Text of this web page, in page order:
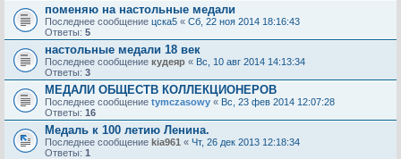
поменяю на настольные медали
Последнее сообщение цска5 « Сб, 22 ноя 2014 18:16:43
Ответы: 5
настольные медали 18 век
Последнее сообщение кудеяр « Вс, 10 авг 2014 14:13:34
Ответы: 3
МЕДАЛИ ОБЩЕСТВ КОЛЛЕКЦИОНЕРОВ
Последнее сообщение tymczasowy « Вс, 23 фев 2014 12:07:28
Ответы: 16
Медаль к 100 летию Ленина.
Последнее сообщение kia961 « Чт, 26 дек 2013 12:18:34
Ответы: 1